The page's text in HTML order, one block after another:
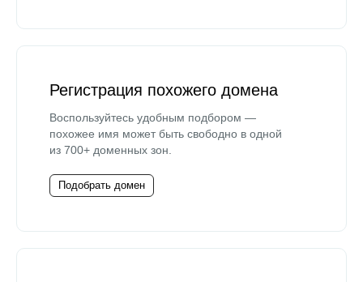
Регистрация похожего домена
Воспользуйтесь удобным подбором —
похожее имя может быть свободно в одной
из 700+ доменных зон.
Подобрать домен